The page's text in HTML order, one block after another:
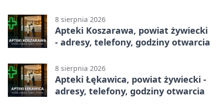
8 sierpnia 2026
Apteki Koszarawa, powiat żywiecki
- adresy, telefony, godziny otwarcia
8 sierpnia 2026
Apteki Łękawica, powiat żywiecki -
adresy, telefony, godziny otwarcia